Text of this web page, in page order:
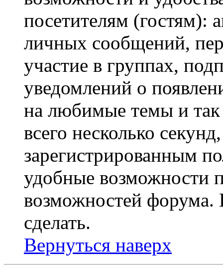
посетителям (гостям):
личных сообщений,
участие в группах,
уведомлений о
на любимые темы и так
всего несколько
зарегистрированным
удобные возможности
возможностей
сделать.
Вернуться наверх